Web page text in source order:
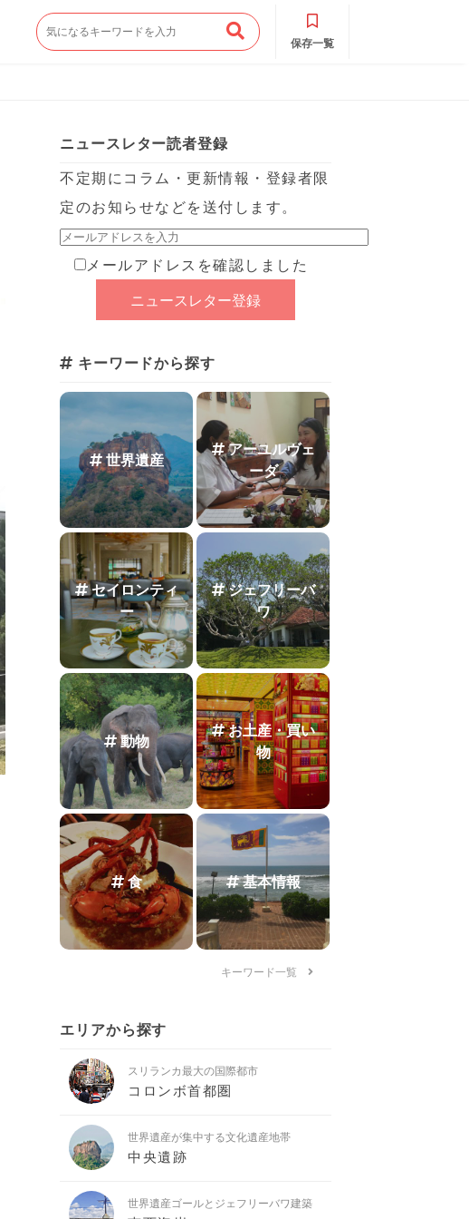
保存一覧
ニュースレター読者登録
不定期にコラム・更新情報・登録者限
定のお知らせなどを送付します。
メールアドレスを確認しました
キーワードから探す
世界遺産
アーユルヴェ
ーダ
セイロンティ
ー
ジェフリーバ
ワ
動物
お土産・買い
物
食 基本情報
キーワード一覧
エリアから探す
スリランカ最大の国際都市
コロンボ首都圏
世界遺産が集中する文化遺産地帯
中央遺跡
世界遺産ゴールとジェフリーバワ建築